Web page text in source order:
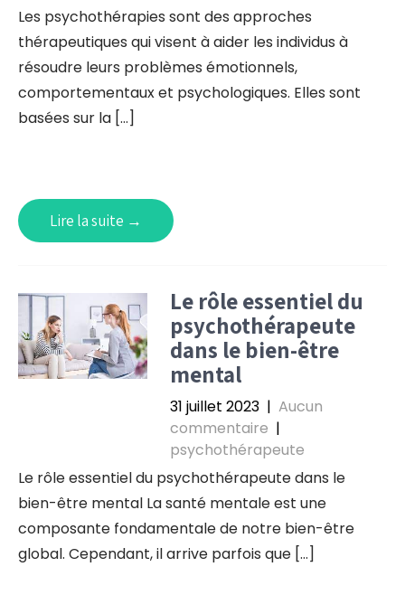
Les psychothérapies sont des approches
thérapeutiques qui visent à aider les individus à
résoudre leurs problèmes émotionnels,
comportementaux et psychologiques. Elles sont
basées sur la […]
Lire la suite →
Le rôle essentiel du
psychothérapeute
dans le bien-être
mental
31 juillet 2023 | Aucun
commentaire |
psychothérapeute
Le rôle essentiel du psychothérapeute dans le
bien-être mental La santé mentale est une
composante fondamentale de notre bien-être
global. Cependant, il arrive parfois que […]